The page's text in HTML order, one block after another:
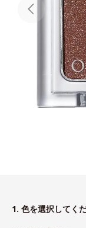
1. 色を選択してくだ